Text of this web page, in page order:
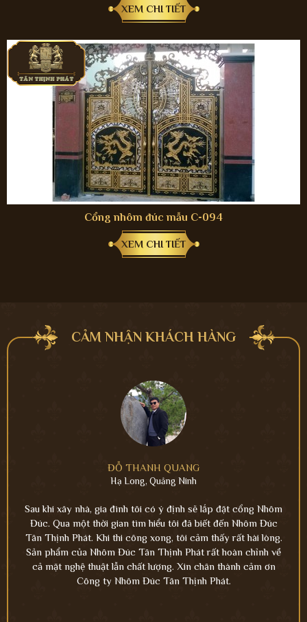
XEM CHI TIẾT
Cổng nhôm đúc mẫu C-094
XEM CHI TIẾT
CẢM NHẬN KHÁCH HÀNG
ĐỖ THANH QUANG
Hạ Long, Quảng Ninh
Sau khi xây nhà, gia đình tôi có ý định sẽ lắp đặt cổng Nhôm
Đúc. Qua một thời gian tìm hiểu tôi đã biết đến Nhôm Đúc
Tân Thịnh Phát. Khi thi công xong, tôi cảm thấy rất hài lòng.
Sản phẩm của Nhôm Đúc Tân Thịnh Phát rất hoàn chỉnh về
cả mặt nghệ thuật lẫn chất lượng. Xin chân thành cảm ơn
Công ty Nhôm Đúc Tân Thịnh Phát.